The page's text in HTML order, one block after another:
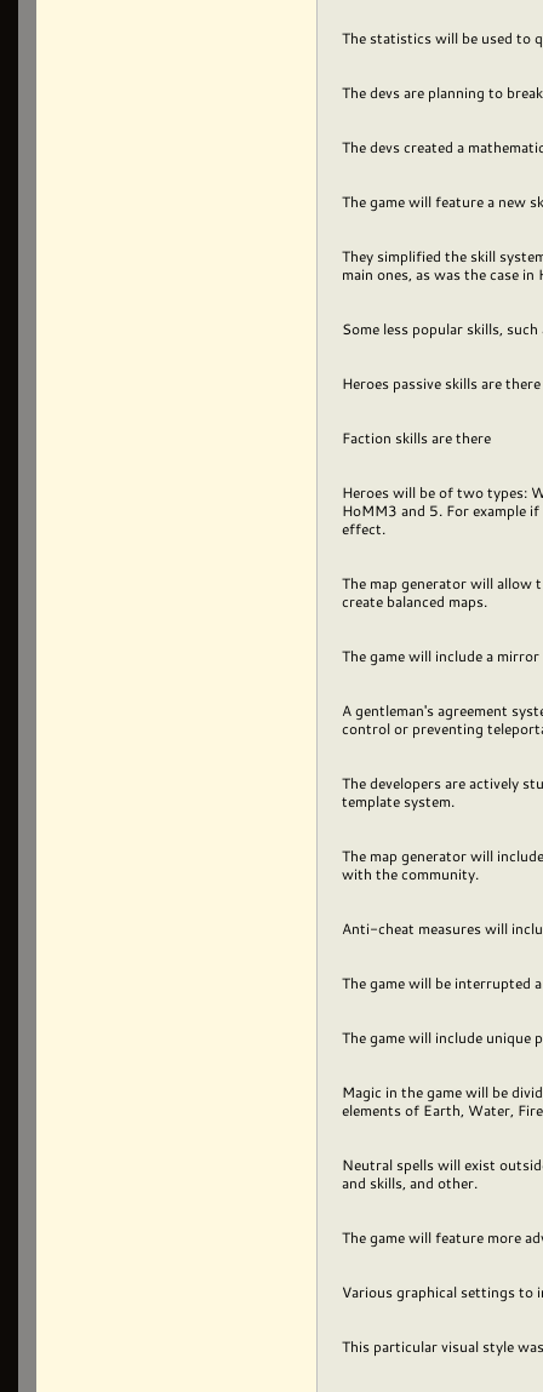
The statistics will be used to
The devs are planning to
The devs created a
The game will feature a new
They simplified the skill
main ones, as was the case
Some less popular skills,
Heroes passive skills are
Faction skills are there
Heroes will be of two types:
HoMM3 and 5. For example
effect.
The map generator will allow
create balanced maps.
The game will include a
A gentleman's agreement
control or preventing
The developers are actively
template system.
The map generator will
with the community.
Anti-cheat measures will
The game will be interrupted
The game will include unique
Magic in the game will be
elements of Earth, Water,
Neutral spells will exist
and skills, and other.
The game will feature more
Various graphical settings to
This particular visual style